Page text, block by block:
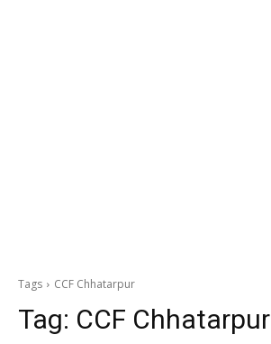
Tags CCF Chhatarpur
Tag: CCF Chhatarpur